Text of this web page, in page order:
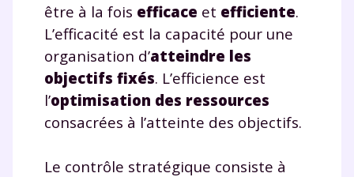
être à la fois efficace et efficiente.
L’efficacité est la capacité pour une
organisation d’atteindre les
objectifs fixés. L’efficience est
l’optimisation des ressources
consacrées à l’atteinte des objectifs.
Le contrôle stratégique consiste à